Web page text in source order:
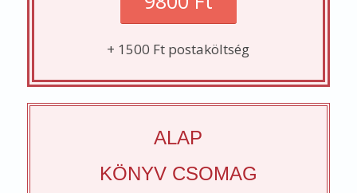
, aminek az az értelme, hogy a
mielőbb átültesd a gyakorlatba.
Kérdésekkel, szempontokkal késztetlek arra,
hogy dolgozz a megvalósításon, és konkrét
6400 Ft